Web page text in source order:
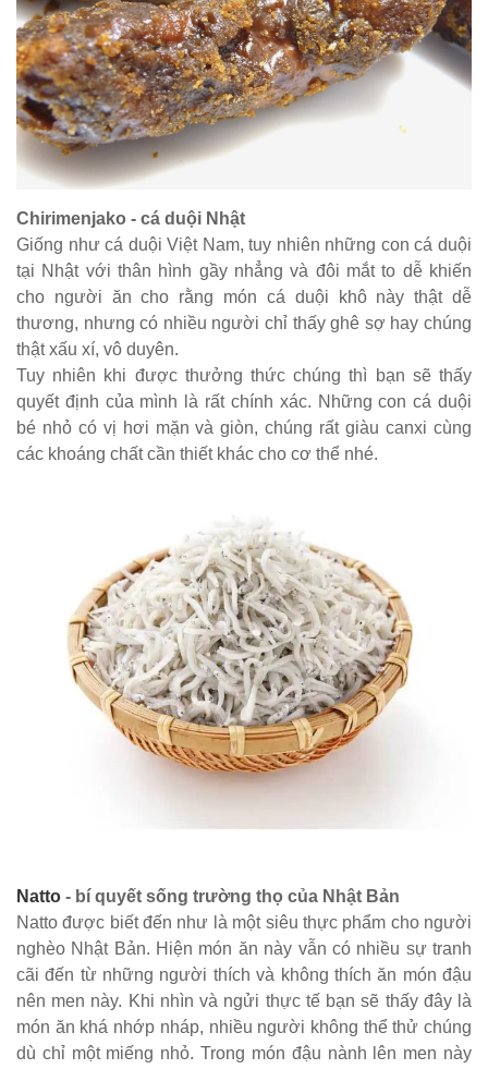
Chirimenjako - cá duội Nhật
Giống như cá duội Việt Nam, tuy nhiên những con cá duội
tại Nhật với thân hình gầy nhẳng và đôi mắt to dễ khiến
cho người ăn cho rằng món cá duội khô này thật dễ
thương, nhưng có nhiều người chỉ thấy ghê sợ hay chúng
thật xấu xí, vô duyên.
Tuy nhiên khi được thưởng thức chúng thì bạn sẽ thấy
quyết định của mình là rất chính xác. Những con cá duội
bé nhỏ có vị hơi mặn và giòn, chúng rất giàu canxi cùng
các khoáng chất cần thiết khác cho cơ thể nhé.
Natto - bí quyết sống trường thọ của Nhật Bản
Natto được biết đến như là một siêu thực phẩm cho người
nghèo Nhật Bản. Hiện món ăn này vẫn có nhiều sự tranh
cãi đến từ những người thích và không thích ăn món đậu
nên men này. Khi nhìn và ngửi thực tế bạn sẽ thấy đây là
món ăn khá nhớp nháp, nhiều người không thể thử chúng
dù chỉ một miếng nhỏ. Trong món đậu nành lên men này